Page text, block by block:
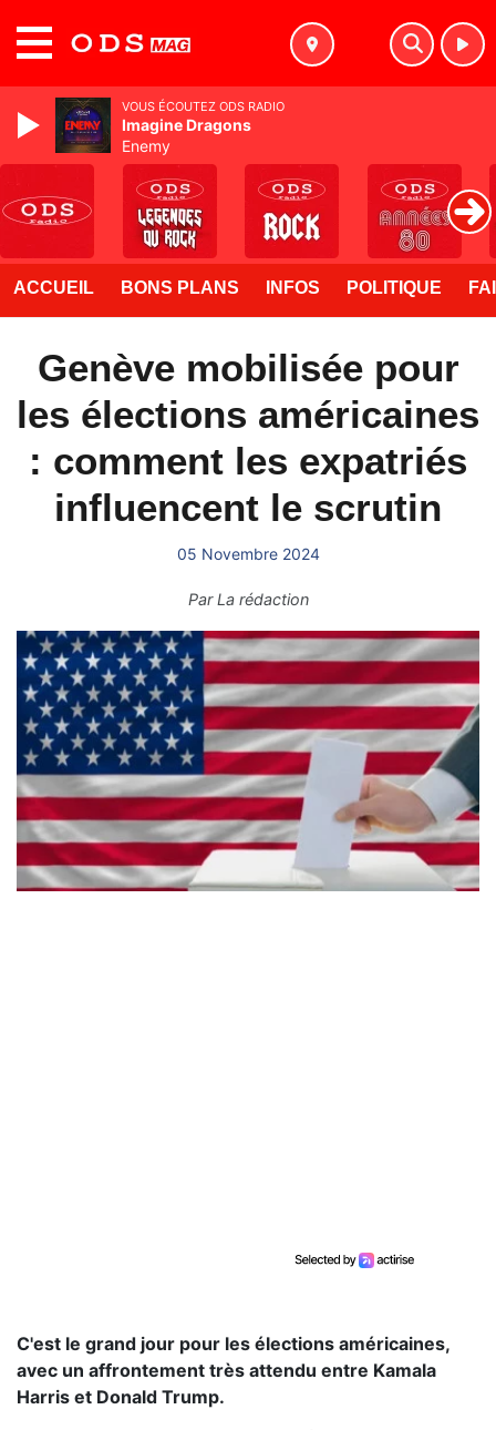
ACCUEIL BONS PLANS INFOS POLITIQUE
Genève mobilisée pour
les élections américaines
: comment les expatriés
influencent le scrutin
05 Novembre 2024
ParLa rédaction
C'est le grand jour pour les élections américaines,
avec un affrontement très attendu entre Kamala
Harris et Donald Trump.
VOUS ÉCOUTEZ ODS RADIO
Imagine Dragons
Enemy